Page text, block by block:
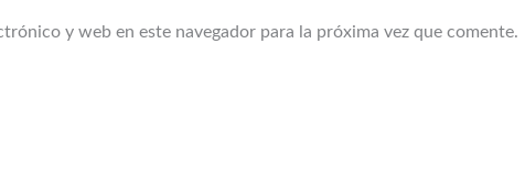
y web en este navegador para la próxima vez que comente.